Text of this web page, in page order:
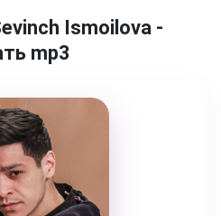
Ismoilova -
mp3